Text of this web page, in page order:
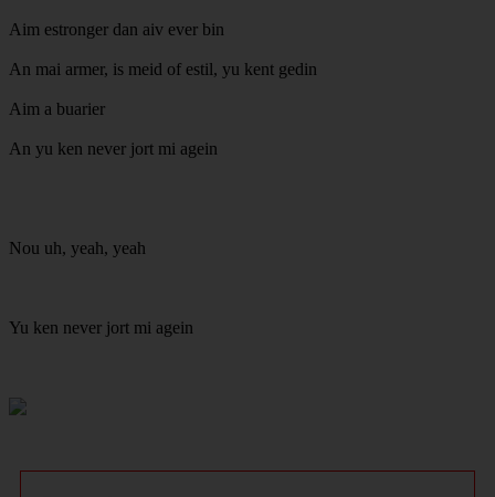
Aim estronger dan aiv ever bin
An mai armer, is meid of estil, yu kent gedin
Aim a buarier
An yu ken never jort mi agein
Nou uh, yeah, yeah
Yu ken never jort mi agein